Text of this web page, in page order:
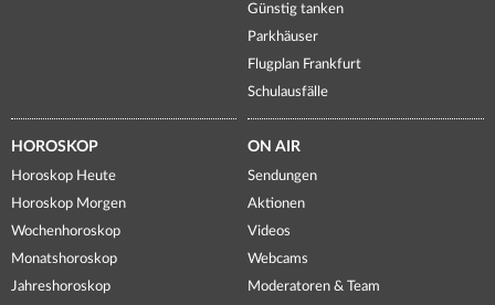
Günstig tanken
Parkhäuser
Flugplan Frankfurt
Schulausfälle
HOROSKOP
Horoskop Heute
Horoskop Morgen
Wochenhoroskop
Monatshoroskop
Jahreshoroskop
ON AIR
Sendungen
Aktionen
Videos
Webcams
Moderatoren & Team